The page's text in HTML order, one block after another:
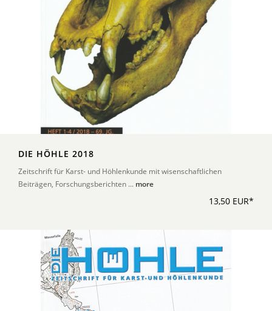
DIE HÖHLE 2018
Zeitschrift für Karst- und Höhlenkunde mit wisenschaftlichen
Beiträgen, Forschungsberichten ... more
13,50 EUR*